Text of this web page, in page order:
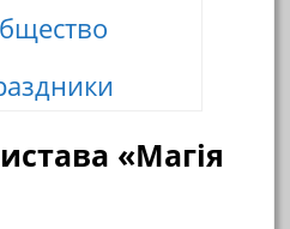
«Магія